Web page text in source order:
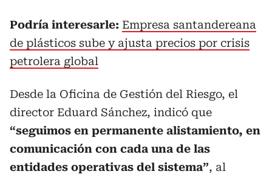
Podría interesarle: Empresa santandereana
de plásticos sube y ajusta precios por crisis
petrolera global
Desde la Oficina de Gestión del Riesgo, el
director Eduard Sánchez, indicó que
“seguimos en permanente alistamiento, en
comunicación con cada una de las
entidades operativas del sistema”, al